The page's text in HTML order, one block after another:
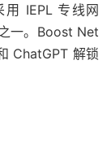
IEPL 专线网
一。Boost Net
ChatGPT 解锁